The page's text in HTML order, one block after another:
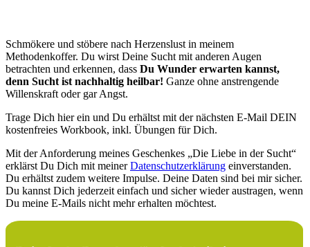
Schmökere und stöbere nach Herzenslust in meinem
Methodenkoffer. Du wirst Deine Sucht mit anderen Augen
betrachten und erkennen, dass Du Wunder erwarten kannst,
denn Sucht ist nachhaltig heilbar! Ganze ohne anstrengende
Willenskraft oder gar Angst.
Trage Dich hier ein und Du erhältst mit der nächsten E-Mail DEIN
kostenfreies Workbook, inkl. Übungen für Dich.
Mit der Anforderung meines Geschenkes „Die Liebe in der Sucht“
erklärst Du Dich mit meinerDatenschutzerklärung einverstanden.
Du erhältst zudem weitere Impulse. Deine Daten sind bei mir sicher.
Du kannst Dich jederzeit einfach und sicher wieder austragen, wenn
Du meine E-Mails nicht mehr erhalten möchtest.